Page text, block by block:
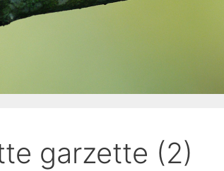
garzette (2)